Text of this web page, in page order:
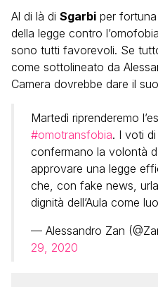
Al di là di Sgarbi per
della legge contro
sono tutti favorevoli. Se
come sottolineato da
Camera dovrebbe dare il
Martedì riprenderemo
#omotransfobia. I voti
confermano la volontà
approvare una legge
che, con fake news,
dignità dell’Aula come
— Alessandro Zan
29, 2020